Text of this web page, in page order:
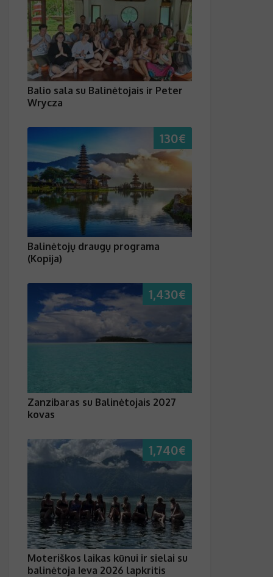
Balio sala su Balinėtojais ir Peter
Wrycza
130€
Balinėtojų draugų programa
(Kopija)
1,430€
Zanzibaras su Balinėtojais 2027
kovas
1,740€
Moteriškos laikas kūnui ir sielai su
balinėtoja Ieva 2026 lapkritis